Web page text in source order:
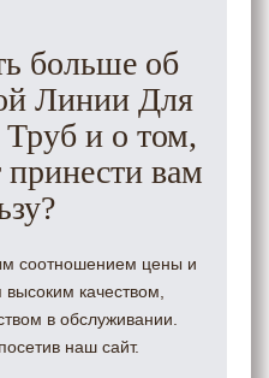
больше об
Линии Для
Труб и о том,
вам
соотношением цены и
высоким качеством,
в обслуживании.
наш сайт.